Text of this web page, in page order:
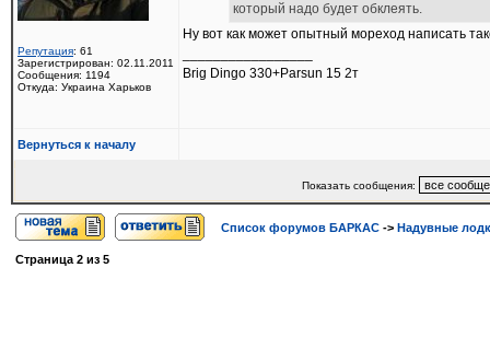
Репутация: 61
Зарегистрирован: 02.11.2011
Сообщения: 1194
Откуда: Украина Харьков
который надо будет обклеять.
Ну вот как может опытный мореход написать
Brig Dingo 330+Parsun 15 2т
Вернуться к началу
Показать сообщения:
Список форумов БАРКАС -> Надувные
Страница 2 из 5